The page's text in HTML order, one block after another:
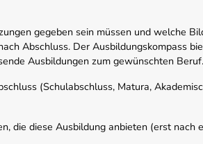
gegeben sein müssen und welche
Abschluss. Der Ausbildungskompass
Ausbildungen zum gewünschten Beruf.
(Schulabschluss, Matura,
die diese Ausbildung anbieten (erst nach